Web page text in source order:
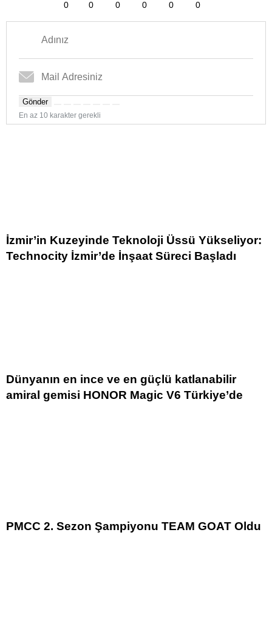
0 0 0 0 0 0
Gönder
En az 10 karakter gerekli
İzmir’in Kuzeyinde Teknoloji Üssü Yükseliyor:
Technocity İzmir’de İnşaat Süreci Başladı
Dünyanın en ince ve en güçlü katlanabilir
amiral gemisi HONOR Magic V6 Türkiye’de
PMCC 2. Sezon Şampiyonu TEAM GOAT Oldu